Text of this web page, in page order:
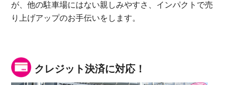
が、他の駐車場にはない親しみやすさ、インパクトで売
り上げアップのお手伝いをします。
クレジット決済に対応！